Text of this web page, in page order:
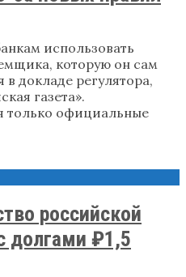
использовать
которую он сам
в докладе регулятора,
газета».
только официальные
российской
долгами ₽1,5